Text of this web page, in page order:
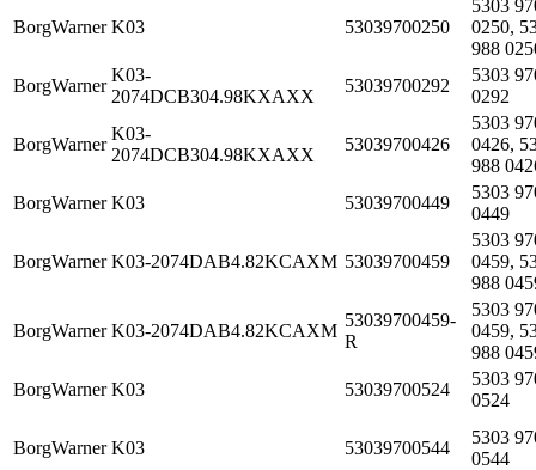
BorgWarner K03 53039700250
5303
0250,
988
BorgWarner
K03-
2074DCB304.98KXAXX
53039700292
5303
0292
BorgWarner
K03-
2074DCB304.98KXAXX
53039700426
5303
0426,
988
BorgWarner K03 53039700449
5303
0449
BorgWarner K03-2074DAB4.82KCAXM 53039700459
5303
0459,
988
BorgWarner K03-2074DAB4.82KCAXM
53039700459-
R
5303
0459,
988
BorgWarner K03 53039700524
5303
0524
BorgWarner K03 53039700544
5303
0544